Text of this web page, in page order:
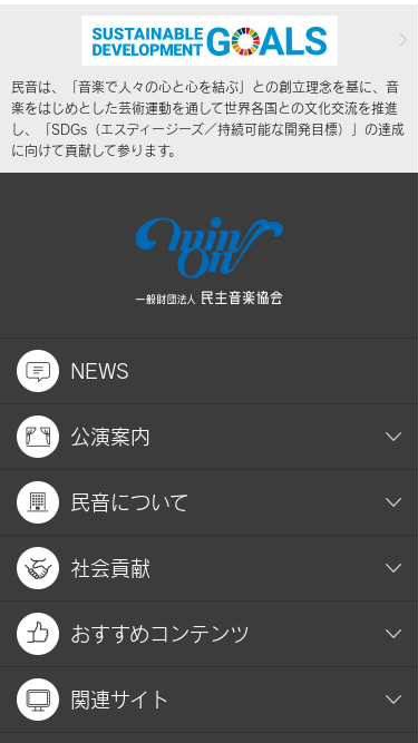
民音は、「音楽で人々の心と心を結ぶ」との創立理念を基に、音
楽をはじめとした芸術運動を通して世界各国との文化交流を推進
し、「SDGs（エスディージーズ／持続可能な開発目標）」の達成
に向けて貢献して参ります。
NEWS
公演案内
民音について
社会貢献
おすすめコンテンツ
関連サイト